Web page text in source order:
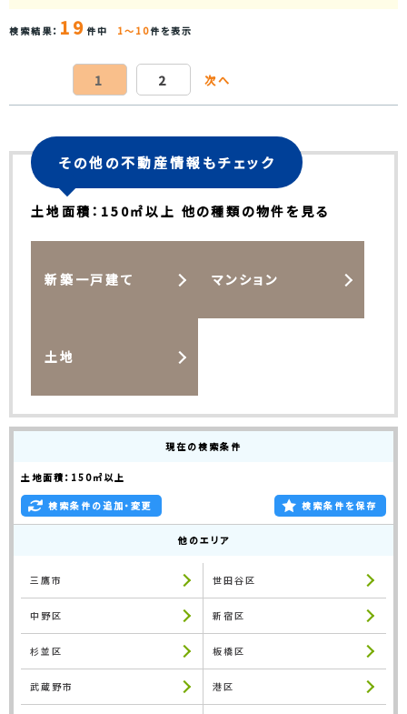
検索結果： 19 件中 1～10件を表示
1 2 次へ
その他の不動産情報もチェック
土地面積：150㎡以上 他の種類の物件を見る
新築一戸建て マンション
土地
現在の検索条件
土地面積：150㎡以上
検索条件の追加・変更 検索条件を保存
他のエリア
三鷹市 世田谷区
中野区 新宿区
杉並区 板橋区
武蔵野市 港区